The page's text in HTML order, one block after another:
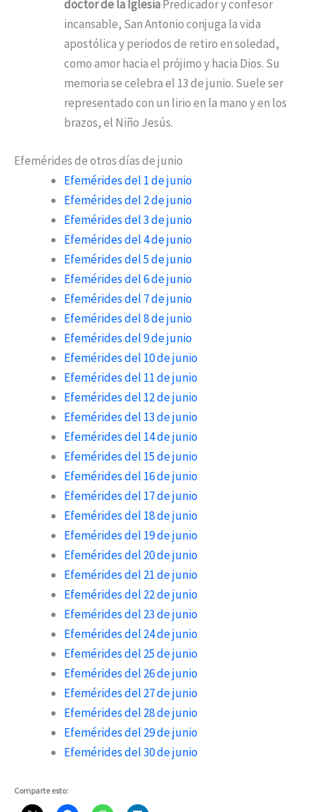
doctor de la Iglesia Predicador y confesor
incansable, San Antonio conjuga la vida
apostólica y periodos de retiro en soledad,
como amor hacia el prójimo y hacia Dios. Su
memoria se celebra el 13 de junio. Suele ser
representado con un lirio en la mano y en los
brazos, el Niño Jesús.
Efemérides de otros días de junio
Efemérides del 1 de junio
Efemérides del 2 de junio
Efemérides del 3 de junio
Efemérides del 4 de junio
Efemérides del 5 de junio
Efemérides del 6 de junio
Efemérides del 7 de junio
Efemérides del 8 de junio
Efemérides del 9 de junio
Efemérides del 10 de junio
Efemérides del 11 de junio
Efemérides del 12 de junio
Efemérides del 13 de junio
Efemérides del 14 de junio
Efemérides del 15 de junio
Efemérides del 16 de junio
Efemérides del 17 de junio
Efemérides del 18 de junio
Efemérides del 19 de junio
Efemérides del 20 de junio
Efemérides del 21 de junio
Efemérides del 22 de junio
Efemérides del 23 de junio
Efemérides del 24 de junio
Efemérides del 25 de junio
Efemérides del 26 de junio
Efemérides del 27 de junio
Efemérides del 28 de junio
Efemérides del 29 de junio
Efemérides del 30 de junio
Comparte esto: